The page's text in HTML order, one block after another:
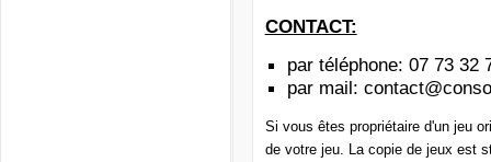
CONTACT:
par téléphone: 07 73 32
par mail:
Si vous êtes propriétaire d'un jeu
de votre jeu. La copie de jeux est